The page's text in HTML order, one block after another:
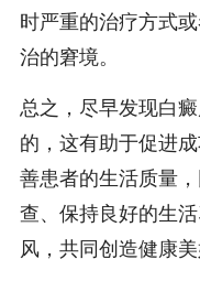
时严重的治疗方式
治的窘境。
总之，尽早发现白
的，这有助于促进
善患者的生活质量
查、保持良好的生
风，共同创造健康美